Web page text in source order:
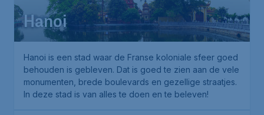
Hanoi
Hanoi is een stad waar de Franse koloniale sfeer goed
behouden is gebleven. Dat is goed te zien aan de vele
monumenten, brede boulevards en gezellige straatjes.
In deze stad is van alles te doen en te beleven!